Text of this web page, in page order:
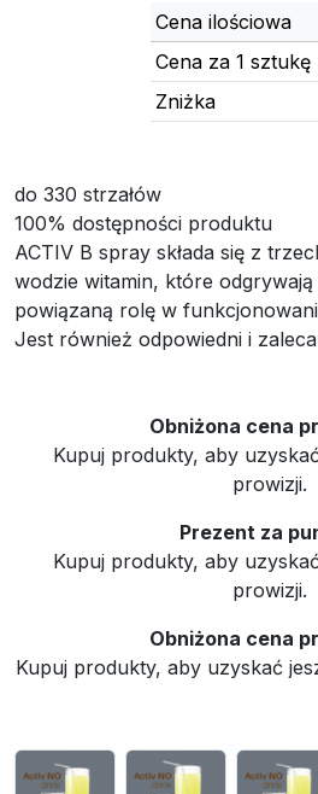
Cena ilościowa
Cena za 1 sztukę
Zniżka
do 330 strzałów
100% dostępności produktu
ACTIV B spray składa się z
wodzie witamin, które odgrywają
powiązaną rolę w
Jest również odpowiedni i
Obniżona cena
Kupuj produkty, aby
prowizji.
Prezent za
Kupuj produkty, aby
prowizji.
Obniżona cena
Kupuj produkty, aby uzyskać